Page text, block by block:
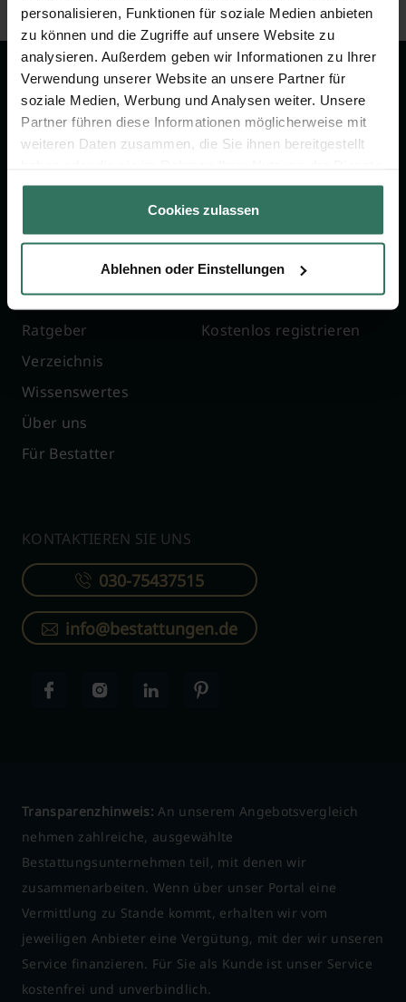
personalisieren, Funktionen für soziale Medien anbieten
zu können und die Zugriffe auf unsere Website zu
analysieren. Außerdem geben wir Informationen zu Ihrer
Verwendung unserer Website an unsere Partner für
soziale Medien, Werbung und Analysen weiter. Unsere
Partner führen diese Informationen möglicherweise mit
weiteren Daten zusammen, die Sie ihnen bereitgestellt
gesammelt haben.
Cookies zulassen
Ablehnen oder Einstellungen
Wir sind Ihr Ansprechpartner rund
um das Thema Bestattung &
Vorsorge.
Vergleich
Ratgeber
Verzeichnis
Wissenswertes
Über uns
Für Bestatter
FÜR BESTATTER
Online-Portal
Kostenlos registrieren
KONTAKTIEREN SIE UNS
030-75437515
info@bestattungen.de
Transparenzhinweis: An unserem Angebotsvergleich
nehmen zahlreiche, ausgewählte
Bestattungsunternehmen teil, mit denen wir
zusammenarbeiten. Wenn über unser Portal eine
Vermittlung zu Stande kommt, erhalten wir vom
jeweiligen Anbieter eine Vergütung, mit der wir unseren
Service finanzieren. Für Sie als Kunde ist unser Service
kostenfrei und unverbindlich.